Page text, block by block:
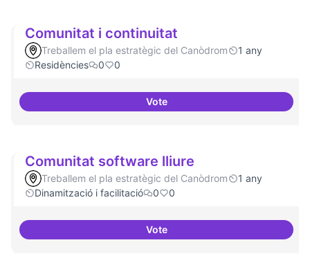
Comunitat i continuitat
Treballem el pla estratègic del Canòdrom
1 any
Residències
0 0
VoteComunitat i continuitat
Comunitat software lliure
Treballem el pla estratègic del Canòdrom
1 any
Dinamització i facilitació
0 0
VoteComunitat software lliure